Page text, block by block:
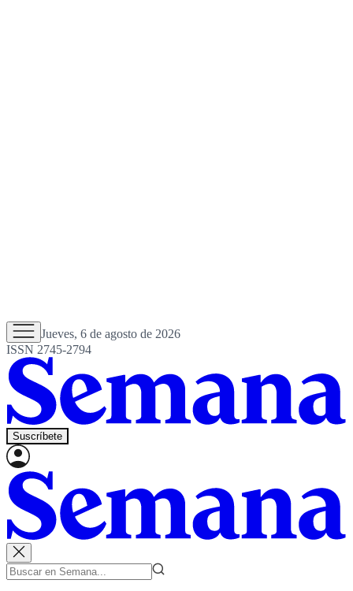
Jueves, 6 de agosto de 2026
ISSN 2745-2794
Suscríbete